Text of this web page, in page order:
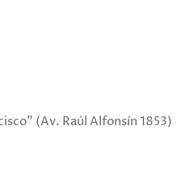
(Av. Raúl Alfonsín 1853)